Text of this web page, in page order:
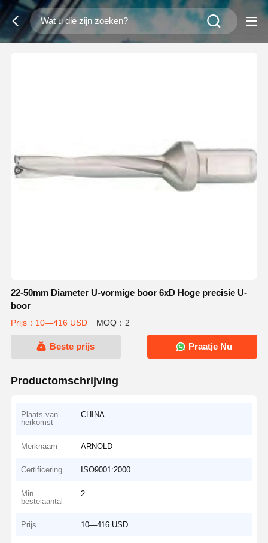
22-50mm Diameter U-vormige boor 6xD Hoge precisie U-
boor
Prijs：10—416 USD MOQ：2
Beste prijs Praatje Nu
Productomschrijving
Plaats van
herkomst
CHINA
Merknaam ARNOLD
Certificering ISO9001:2000
Min.
bestelaantal
2
Prijs 10—416 USD